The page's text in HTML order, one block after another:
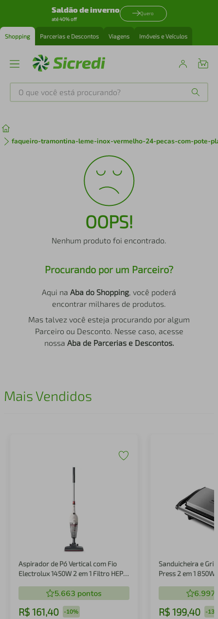
Saldão de inverno
até 40% off
Quero
Shopping Parcerias e Descontos Viagens Imóveis e Veículos
O que você está procurando?
faqueiro-tramontina-leme-inox-vermelho-24-pecas-com-pote-
OOPS!
Nenhum produto foi encontrado.
Procurando por um Parceiro?
Aqui na Aba do Shopping, você poderá
encontrar milhares de produtos.
Mas talvez você esteja procurando por algum
Parceiro ou Desconto. Nesse caso, acesse
nossa Aba de Parcerias e Descontos.
Mais Vendidos
Aspirador de Pó Vertical com Fio
Electrolux 1450W 2 em 1 Filtro HEPA
5.663 pontos
R$ 161,40 -10%
Sanduicheira e
Press 2 em 1 850W
6.997
R$ 199,40 -
º
iphone